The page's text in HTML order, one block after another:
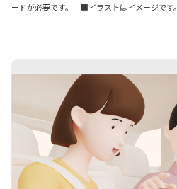
ードが必要です。 ■イラストはイメージです。